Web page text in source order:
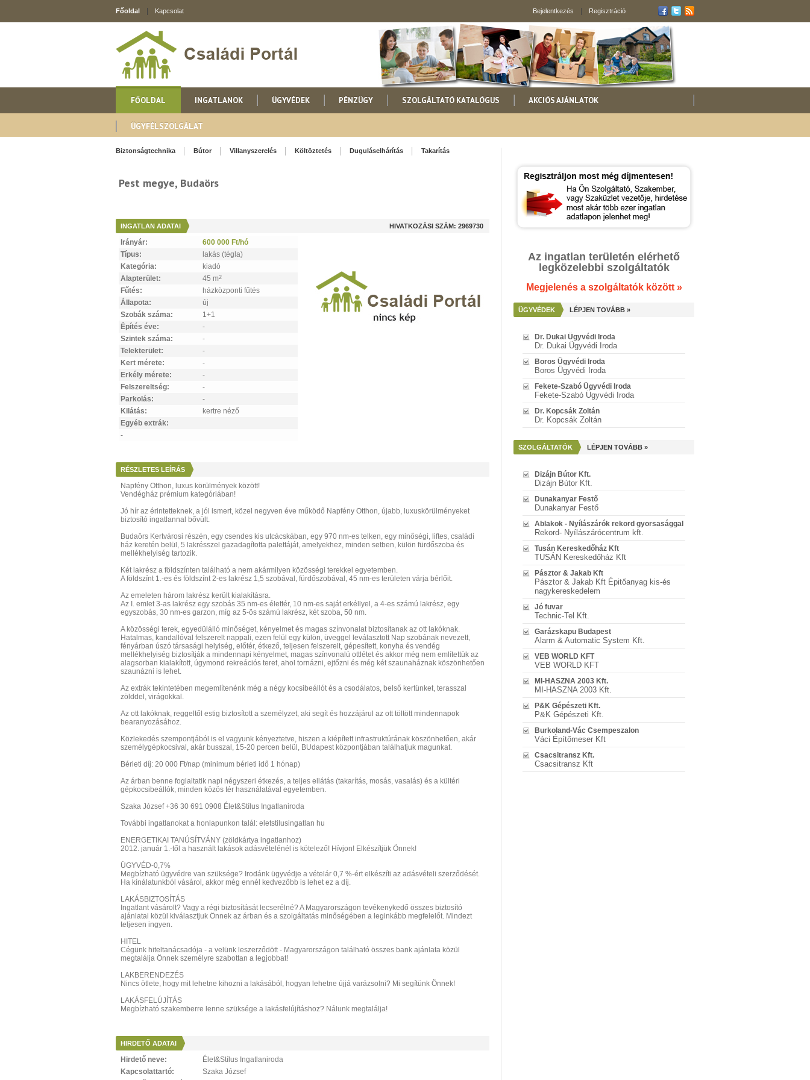
Főoldal Kapcsolat Bejelentkezés Regisztráció
FŐOLDAL INGATLANOK ÜGYVÉDEK PÉNZÜGY SZOLGÁLTATÓ KATALÓGUS AKCIÓS AJÁNLATOK
ÜGYFÉLSZOLGÁLAT
Biztonságtechnika Bútor Villanyszerelés Költöztetés Duguláselhárítás Takarítás
Pest megye, Budaörs
INGATLAN ADATAI HIVATKOZÁSI SZÁM: 2969730
Irányár:
600 000 Ft/hó
Típus:
lakás (tégla)
Kategória:
kiadó
Alapterület:
45 m2
Fűtés:
házközponti fűtés
Állapota:
új
Szobák száma:
1+1
Építés éve:
-
Szintek száma:
-
Telekterület:
-
Kert mérete:
-
Erkély mérete:
-
Felszereltség:
-
Parkolás:
-
Kilátás:
kertre néző
Egyéb extrák:
-
RÉSZLETES LEÍRÁS
Napfény Otthon, luxus körülmények között!
Vendégház prémium kategóriában!
Jó hír az érintetteknek, a jól ismert, közel negyven éve működő Napfény Otthon, újabb, luxuskörülményeket
biztosító ingatlannal bővült.
Budaörs Kertvárosi részén, egy csendes kis utcácskában, egy 970 nm-es telken, egy minőségi, liftes, családi
ház keretén belül, 5 lakrésszel gazadagította palettáját, amelyekhez, minden setben, külön fürdőszoba és
mellékhelyiség tartozik.
Két lakrész a földszínten található a nem akármilyen közösségi terekkel egyetemben.
A földszínt 1.-es és földszínt 2-es lakrész 1,5 szobával, fürdőszobával, 45 nm-es területen várja bérlőit.
Az emeleten három lakrész került kialakításra.
Az I. emlet 3-as lakrész egy szobás 35 nm-es élettér, 10 nm-es saját erkéllyel, a 4-es számú lakrész, egy
egyszobás, 30 nm-es garzon, míg az 5-ös számú lakrész, két szoba, 50 nm.
A közösségi terek, egyedülálló minőséget, kényelmet és magas színvonalat biztosítanak az ott lakóknak.
Hatalmas, kandallóval felszerelt nappali, ezen felül egy külön, üveggel leválasztott Nap szobának nevezett,
fényárban úszó társasági helyiség, előtér, étkező, teljesen felszerelt, gépesített, konyha és vendég
mellékhelyiség biztosítják a mindennapi kényelmet, magas színvonalú ottlétet és akkor még nem említettük az
alagsorban kialakított, úgymond rekreációs teret, ahol tornázni, ejtőzni és még két szaunaháznak köszönhetően
szaunázni is lehet.
Az extrák tekintetében megemlítenénk még a négy kocsibeállót és a csodálatos, belső kertünket, terasszal
zölddel, virágokkal.
Az ott lakóknak, reggeltől estig biztosított a személyzet, aki segít és hozzájárul az ott töltött mindennapok
bearanyozásához.
Közlekedés szempontjából is el vagyunk kényeztetve, hiszen a kiépített infrastruktúrának köszönhetően, akár
személygépkocsival, akár busszal, 15-20 percen belül, BUdapest központjában találhatjuk magunkat.
Bérleti díj: 20 000 Ft/nap (minimum bérleti idő 1 hónap)
Az árban benne foglaltatik napi négyszeri étkezés, a teljes ellátás (takarítás, mosás, vasalás) és a kültéri
gépkocsibeállók, minden közös tér használatával egyetemben.
Szaka József +36 30 691 0908 Élet&Stílus Ingatlaniroda
További ingatlanokat a honlapunkon talál: eletstilusingatlan hu
ENERGETIKAI TANÚSÍTVÁNY (zöldkártya ingatlanhoz)
2012. január 1.-től a használt lakások adásvételénél is kötelező! Hívjon! Elkészítjük Önnek!
ÜGYVÉD-0,7%
Megbízható ügyvédre van szüksége? Irodánk ügyvédje a vételár 0,7 %-ért elkészíti az adásvételi szerződését.
Ha kínálatunkból vásárol, akkor még ennél kedvezőbb is lehet ez a díj.
LAKÁSBIZTOSÍTÁS
Ingatlant vásárolt? Vagy a régi biztosítását lecserélné? A Magyarországon tevékenykedő összes biztosító
ajánlatai közül kiválasztjuk Önnek az árban és a szolgáltatás minőségében a leginkább megfelelőt. Mindezt
teljesen ingyen.
HITEL
Cégünk hiteltanácsadója - a velünk leszerződött - Magyarországon található összes bank ajánlata közül
megtalálja Önnek személyre szabottan a legjobbat!
LAKBERENDEZÉS
Nincs ötlete, hogy mit lehetne kihozni a lakásából, hogyan lehetne újjá varázsolni? Mi segítünk Önnek!
LAKÁSFELÚJÍTÁS
Megbízható szakemberre lenne szüksége a lakásfelújításhoz? Nálunk megtalálja!
HIRDETŐ ADATAI
Hirdető neve:
Élet&Stílus Ingatlaniroda
Kapcsolattartó:
Szaka József
Az ingatlan területén elérhető
legközelebbi szolgáltatók
Megjelenés a szolgáltatók között »
ÜGYVÉDEK LÉPJEN TOVÁBB »
Dr. Dukai Ügyvédi Iroda
Dr. Dukai Ügyvédi Iroda
Boros Ügyvédi Iroda
Boros Ügyvédi Iroda
Fekete-Szabó Ügyvédi Iroda
Fekete-Szabó Ügyvédi Iroda
Dr. Kopcsák Zoltán
Dr. Kopcsák Zoltán
SZOLGÁLTATÓK LÉPJEN TOVÁBB »
Dizájn Bútor Kft.
Dizájn Bútor Kft.
Dunakanyar Festő
Dunakanyar Festő
Ablakok - Nyílászárók rekord gyorsasággal
Rekord- Nyílászárócentrum kft.
Tusán Kereskedőház Kft
TUSÁN Kereskedőház Kft
Pásztor & Jakab Kft
Pásztor & Jakab Kft Épitőanyag kis-és
nagykereskedelem
Jó fuvar
Technic-Tel Kft.
Garázskapu Budapest
Alarm & Automatic System Kft.
VEB WORLD KFT
VEB WORLD KFT
MI-HASZNA 2003 Kft.
MI-HASZNA 2003 Kft.
P&K Gépészeti Kft.
P&K Gépészeti Kft.
Burkoland-Vác Csempeszalon
Váci Építőmeser Kft
Csacsitransz Kft.
Csacsitransz Kft